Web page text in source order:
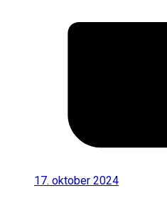
17. oktober 2024